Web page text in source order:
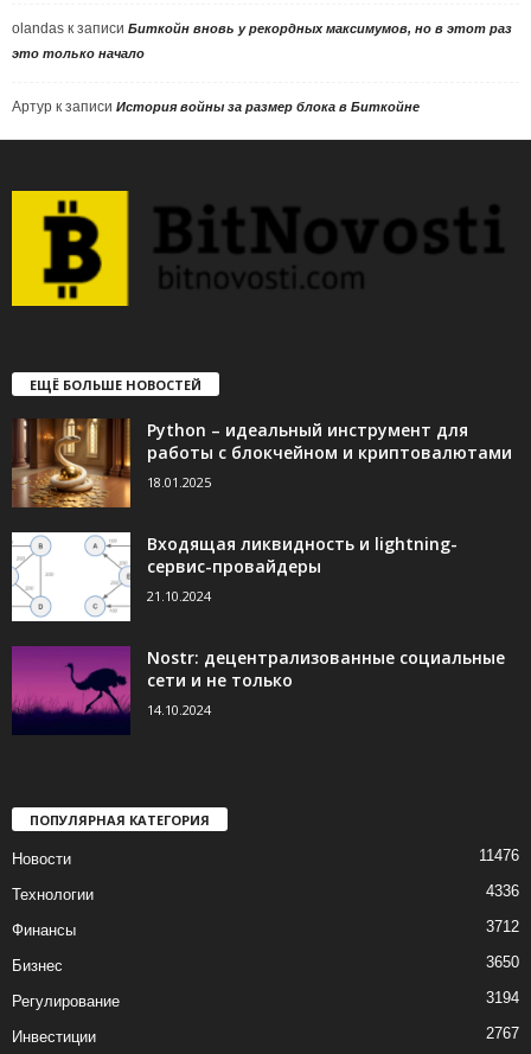
olandas к записи Биткойн вновь у рекордных максимумов, но в этот раз
это только начало
Артур к записи История войны за размер блока в Биткойне
ЕЩЁ БОЛЬШЕ НОВОСТЕЙ
Python – идеальный инструмент для
работы с блокчейном и криптовалютами
18.01.2025
Входящая ликвидность и lightning-
сервис-провайдеры
21.10.2024
Nostr: децентрализованные социальные
сети и не только
14.10.2024
ПОПУЛЯРНАЯ КАТЕГОРИЯ
Новости 11476
Технологии 4336
Финансы 3712
Бизнес 3650
Регулирование 3194
Инвестиции 2767